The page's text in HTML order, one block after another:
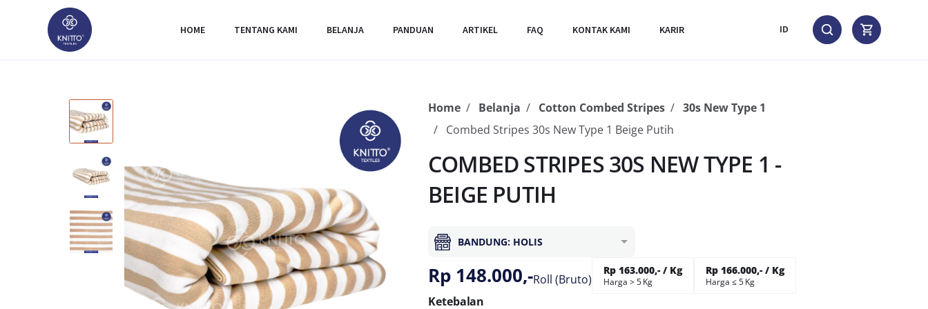
HOME TENTANG KAMI BELANJA PANDUAN ARTIKEL FAQ KONTAK KAMI KARIR ID
Home Belanja Cotton Combed Stripes
30s New Type 1
Combed Stripes 30s New Type 1 Beige Putih
COMBED STRIPES 30S NEW TYPE 1 -
BEIGE PUTIH
BANDUNG: HOLIS
Rp 148.000,-Roll (Bruto)
Rp 163.000,- / Kg
Harga > 5 Kg
Rp 166.000,- / Kg
Harga ≤ 5 Kg
Ketebalan